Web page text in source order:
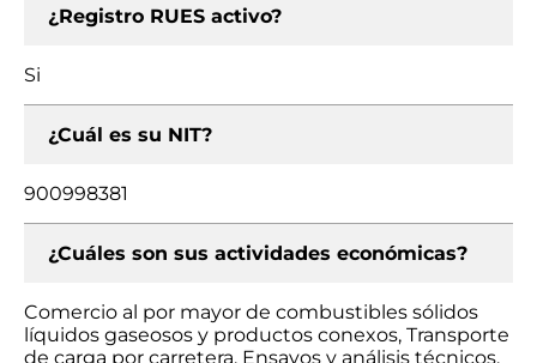
¿Registro RUES activo?
Si
¿Cuál es su NIT?
900998381
¿Cuáles son sus actividades económicas?
Comercio al por mayor de combustibles sólidos
líquidos gaseosos y productos conexos, Transporte
de carga por carretera, Ensayos y análisis técnicos,